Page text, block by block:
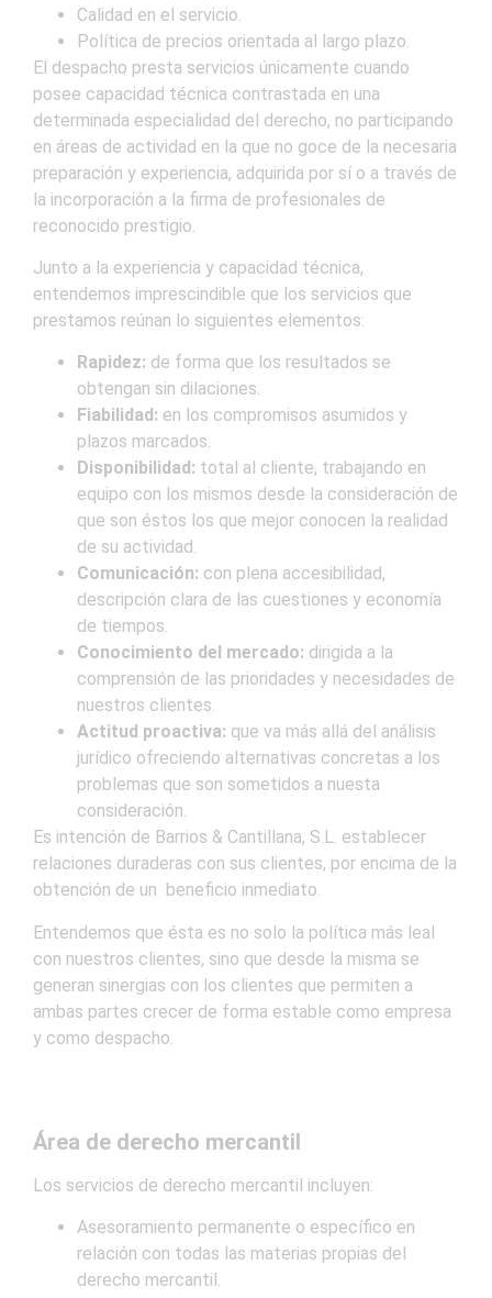
Calidad en el servicio.
Política de precios orientada al largo plazo.
El despacho presta servicios únicamente cuando
posee capacidad técnica contrastada en una
determinada especialidad del derecho, no participando
en áreas de actividad en la que no goce de la necesaria
preparación y experiencia, adquirida por sí o a través de
la incorporación a la firma de profesionales de
reconocido prestigio.
Junto a la experiencia y capacidad técnica,
entendemos imprescindible que los servicios que
prestamos reúnan lo siguientes elementos:
Rapidez: de forma que los resultados se
obtengan sin dilaciones.
Fiabilidad: en los compromisos asumidos y
plazos marcados.
Disponibilidad: total al cliente, trabajando en
equipo con los mismos desde la consideración de
que son éstos los que mejor conocen la realidad
de su actividad.
Comunicación: con plena accesibilidad,
descripción clara de las cuestiones y economía
de tiempos.
Conocimiento del mercado: dirigida a la
comprensión de las prioridades y necesidades de
nuestros clientes.
Actitud proactiva: que va más allá del análisis
jurídico ofreciendo alternativas concretas a los
problemas que son sometidos a nuesta
consideración.
Es intención de Barrios & Cantillana, S.L. establecer
relaciones duraderas con sus clientes, por encima de la
obtención de un beneficio inmediato.
Entendemos que ésta es no solo la política más leal
con nuestros clientes, sino que desde la misma se
generan sinergias con los clientes que permiten a
ambas partes crecer de forma estable como empresa
y como despacho.
Área de derecho mercantil
Los servicios de derecho mercantil incluyen:
Asesoramiento permanente o específico en
relación con todas las materias propias del
derecho mercantil.